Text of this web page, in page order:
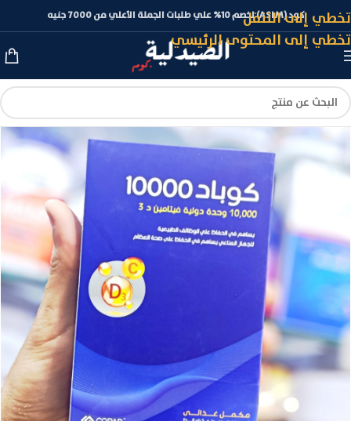
تخطي إلى التنقل
تخطي إلى المحتوى الرئيسي
كود (ASLM) لخصم 10% علي طلبات الجملة الأعلي من 7000 جنيه